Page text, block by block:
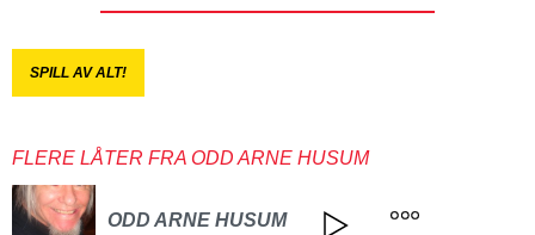
SPILL AV ALT!
FLERE LÅTER FRA ODD ARNE HUSUM
ODD ARNE HUSUM